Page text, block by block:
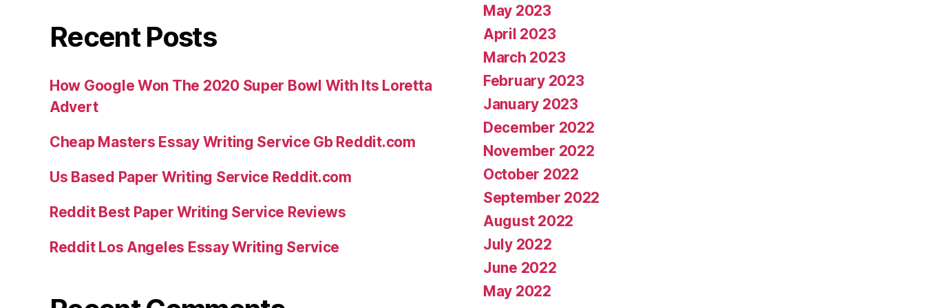
?
)”
Recent Posts
How Google Won The 2020 Super Bowl With Its Loretta
Advert
Cheap Masters Essay Writing Service Gb Reddit.com
Us Based Paper Writing Service Reddit.com
Reddit Best Paper Writing Service Reviews
Reddit Los Angeles Essay Writing Service
May 2023
April 2023
March 2023
February 2023
January 2023
December 2022
November 2022
October 2022
September 2022
August 2022
July 2022
June 2022
May 2022